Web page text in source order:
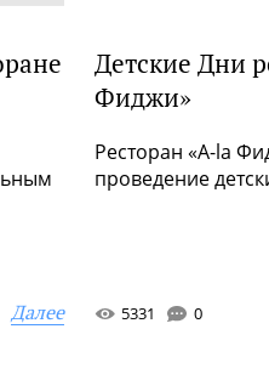
Далее
Детские Дни
Фиджи»
Ресторан «А-la
проведение
5331 0